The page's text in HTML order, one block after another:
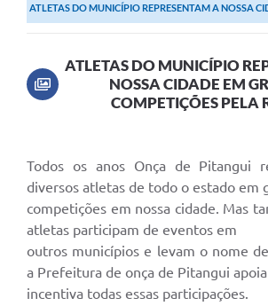
ATLETAS DO MUNICÍPIO REPRESENTAM A NOSSA
ATLETAS DO MUNICÍPIO
NOSSA CIDADE EM
COMPETIÇÕES PELA
Todos os anos Onça de Pitangui
diversos atletas de todo o estado em
competições em nossa cidade. Mas
atletas participam de eventos em
outros municípios e levam o nome
a Prefeitura de onça de Pitangui
incentiva todas essas participações.